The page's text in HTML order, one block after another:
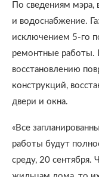
По сведениям
и водоснабжение.
исключением 5-го
ремонтные работы.
восстановлению
конструкций,
двери и окна.
«Все
работы будут
среду, 20 сентября.